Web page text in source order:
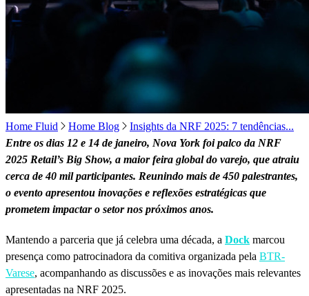
Home Fluid Home Blog
Insights da NRF 2025: 7 tendências...
Entre os dias 12 e 14 de janeiro, Nova York foi palco da NRF
2025 Retail’s Big Show, a maior feira global do varejo, que atraiu
cerca de 40 mil participantes. Reunindo mais de 450 palestrantes,
o evento apresentou inovações e reflexões estratégicas que
prometem impactar o setor nos próximos anos.
Mantendo a parceria que já celebra uma década, a Dock marcou
presença como patrocinadora da comitiva organizada pela BTR-
Varese, acompanhando as discussões e as inovações mais relevantes
apresentadas na NRF 2025.